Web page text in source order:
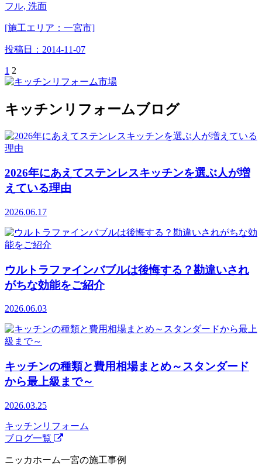
フル, 洗面
[施工エリア：一宮市]
投稿日： 2014-11-07
1 2
キッチンリフォームブログ
2026年にあえてステンレスキッチンを選ぶ人が増
えている理由
2026.06.17
ウルトラファインバブルは後悔する？勘違いされ
がちな効能をご紹介
2026.06.03
キッチンの種類と費用相場まとめ～スタンダード
から最上級まで～
2026.03.25
キッチンリフォーム
ブログ一覧
ニッカホーム一宮の施工事例